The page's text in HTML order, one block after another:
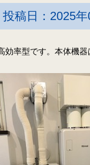
投稿日：2025
効率型です。本体機